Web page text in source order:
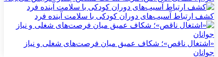
کشف ارتباط آسیب‌های دوران کودکی با سلامت آینده فرد
«اشتغال ناقص»؛ شکاف عمیق میان فرصت‌های شغلی و نیاز
جوانان